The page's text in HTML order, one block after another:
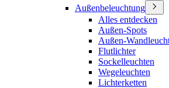
Außenbeleuchtung
Alles entdecken
Außen-Spots
Außen-
Flutlichter
Sockelleuchten
Wegeleuchten
Lichterketten